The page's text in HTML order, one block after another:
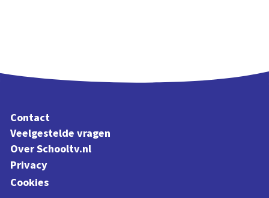
Contact
Veelgestelde vragen
Over Schooltv.nl
Privacy
Cookies